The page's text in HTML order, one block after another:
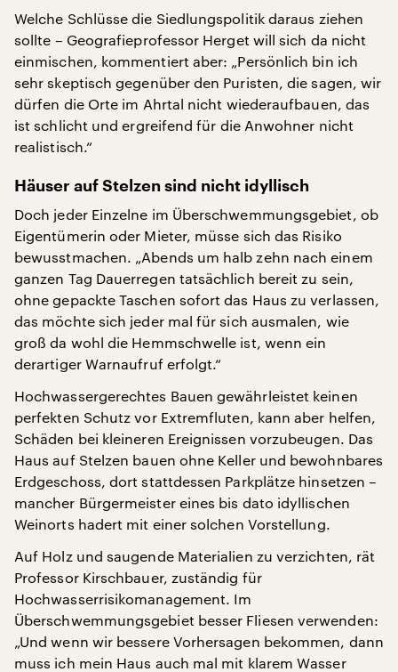
Welche Schlüsse die Siedlungspolitik daraus ziehen
sollte – Geografieprofessor Herget will sich da nicht
einmischen, kommentiert aber: „Persönlich bin ich
sehr skeptisch gegenüber den Puristen, die sagen, wir
dürfen die Orte im Ahrtal nicht wiederaufbauen, das
ist schlicht und ergreifend für die Anwohner nicht
realistisch.“
Häuser auf Stelzen sind nicht idyllisch
Doch jeder Einzelne im Überschwemmungsgebiet, ob
Eigentümerin oder Mieter, müsse sich das Risiko
bewusstmachen. „Abends um halb zehn nach einem
ganzen Tag Dauerregen tatsächlich bereit zu sein,
ohne gepackte Taschen sofort das Haus zu verlassen,
das möchte sich jeder mal für sich ausmalen, wie
groß da wohl die Hemmschwelle ist, wenn ein
derartiger Warnaufruf erfolgt.“
Hochwassergerechtes Bauen gewährleistet keinen
perfekten Schutz vor Extremfluten, kann aber helfen,
Schäden bei kleineren Ereignissen vorzubeugen. Das
Haus auf Stelzen bauen ohne Keller und bewohnbares
Erdgeschoss, dort stattdessen Parkplätze hinsetzen –
mancher Bürgermeister eines bis dato idyllischen
Weinorts hadert mit einer solchen Vorstellung.
Auf Holz und saugende Materialien zu verzichten, rät
Professor Kirschbauer, zuständig für
Hochwasserrisikomanagement. Im
Überschwemmungsgebiet besser Fliesen verwenden:
„Und wenn wir bessere Vorhersagen bekommen, dann
muss ich mein Haus auch mal mit klarem Wasser